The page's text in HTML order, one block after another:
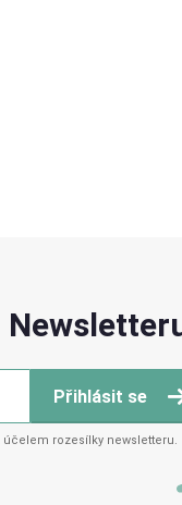
Přihlásit se
účelem rozesílky newsletteru.